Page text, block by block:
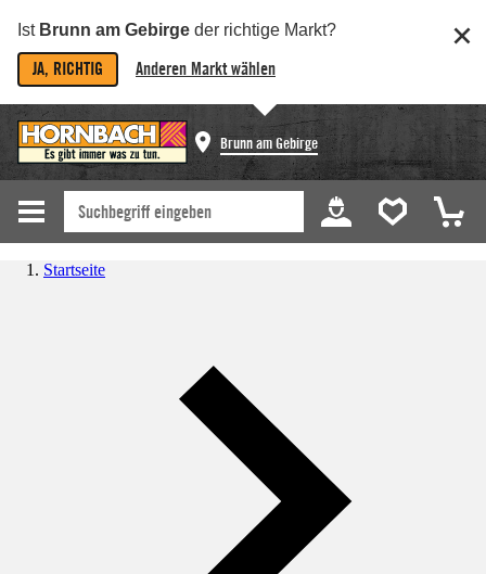
Ist Brunn am Gebirge der richtige Markt?
JA, RICHTIG Anderen Markt wählen
Brunn am Gebirge
Startseite